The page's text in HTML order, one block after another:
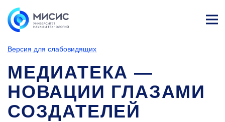
Версия для слабовидящих
МЕДИАТЕКА —
НОВАЦИИ ГЛАЗАМИ
СОЗДАТЕЛЕЙ